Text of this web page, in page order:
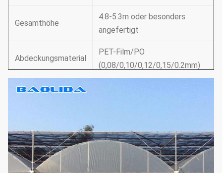
Gesamthöhe
4.8-5.3m oder besonders
angefertigt
Abdeckungsmaterial
PET-Film/PO
(0,08/0,10/0,12/0,15/0.2mm)
Elektrische
Seitenbelüftung/Dachbelüftung